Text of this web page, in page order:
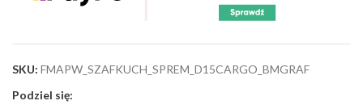
SKU: FMAPW_SZAFKUCH_SPREM_D15CARGO_BMGRAF
Podziel się: